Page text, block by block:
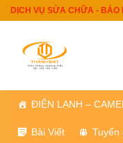
Skip
content
DỊCH VỤ SỬA CHỮA -
ĐIỆN LẠNH –
Bài Viết Tuyển